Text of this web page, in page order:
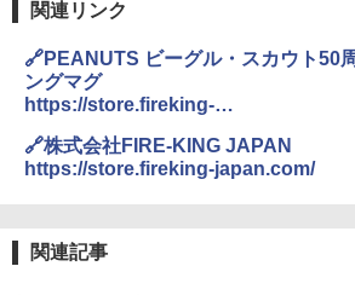
テント ワンタッチ
500002(89147)
￥5,499
[キャンパーズコレク
￥6,459
ポインターライト 強
USB充電式 高精度 超
可能 安全ロック付き
ンパクト多機能設計
関連リンク
🔗PEANUTS ビーグル・スカウト50
ングマグ
https://store.fireking-
beaglescouts50th
🔗株式会社FIRE-KING JAPAN
https://store.fireking-japan.com/
関連記事